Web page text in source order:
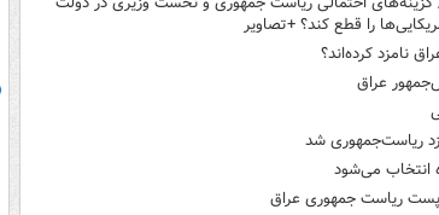
را قطع کند؟ +تصاویر
نامزد کرده‌اند؟
عراق
ریاست‌جمهوری شد
انتخاب می‌شود
پست ریاست جمهوری عراق